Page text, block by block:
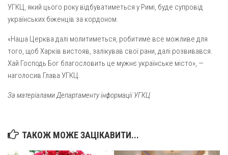
УГКЦ, який цього року відбуватиметься у Римі, буде супровід
українських біженців за кордоном.
«Наша Церква далі молитиметься, робитиме все можливе для
того, щоб Харків вистояв, залікував свої рани, далі розвивався.
Хай Господь Бог благословить це мужнє українське місто», —
наголосив Глава УГКЦ.
За матеріалами Департаменту інформації УГКЦ
ТАКОЖ МОЖЕ ЗАЦІКАВИТИ...